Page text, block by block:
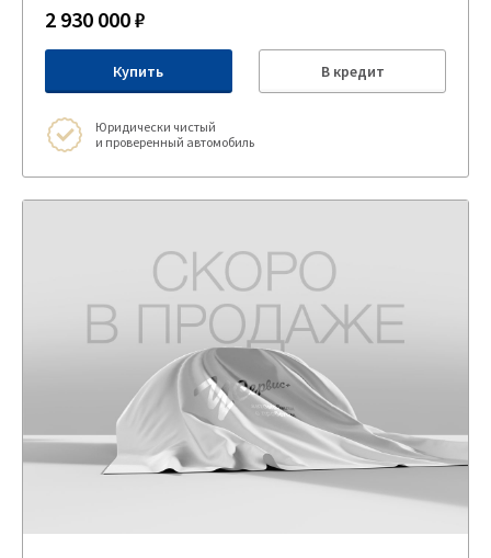
2 930 000 ₽
Купить В кредит
Юридически чистый
и проверенный автомобиль